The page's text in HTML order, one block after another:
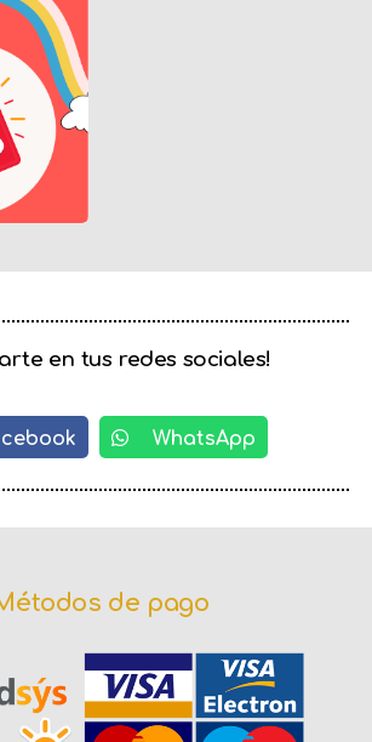
en tus redes sociales!
WhatsApp
de pago